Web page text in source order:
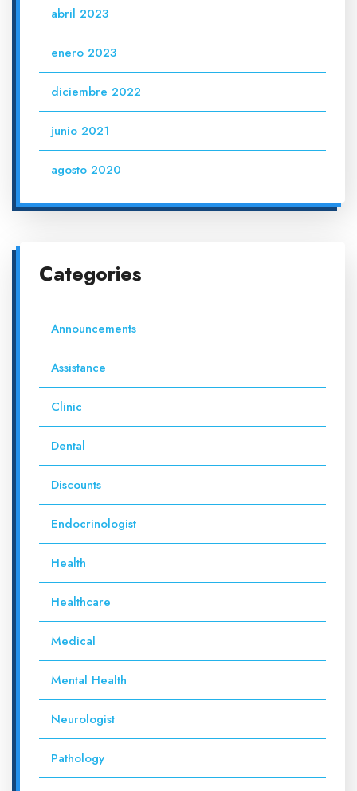
abril 2023
enero 2023
diciembre 2022
junio 2021
agosto 2020
Categories
Announcements
Assistance
Clinic
Dental
Discounts
Endocrinologist
Health
Healthcare
Medical
Mental Health
Neurologist
Pathology